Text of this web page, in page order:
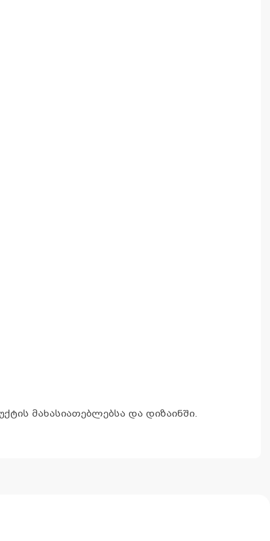
მახასიათებლებსა და დიზაინში.